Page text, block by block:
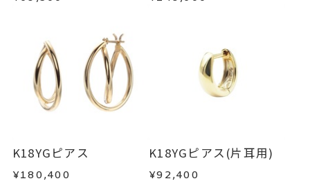
刻印
目安日数を頂戴し、一から製作いたします。
※お急ぎの方はご注文前にお問い合わせくださ
い。事前に現在の納期状況を確認いたします。
詳しくは こちら
・販売期間が限定されている商品
・過度な交換・返品を繰り返している場合
商品の品質には万全を期しておりますが、万が一
不良品の場合、またはご注文のお品と異なる場合
お手数ですが商品到着後7日間以内に、お電話また
はお問い合わせフォームよりご連絡ください。
この場合の返送料は弊社にて負担いたしますの
K18YGピアス
¥180,400
K18YGピアス(片耳用)
¥92,400